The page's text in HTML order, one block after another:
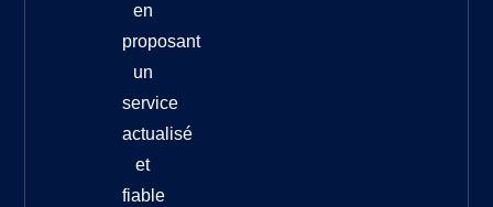
en
proposant
un
service
actualisé
et
fiable